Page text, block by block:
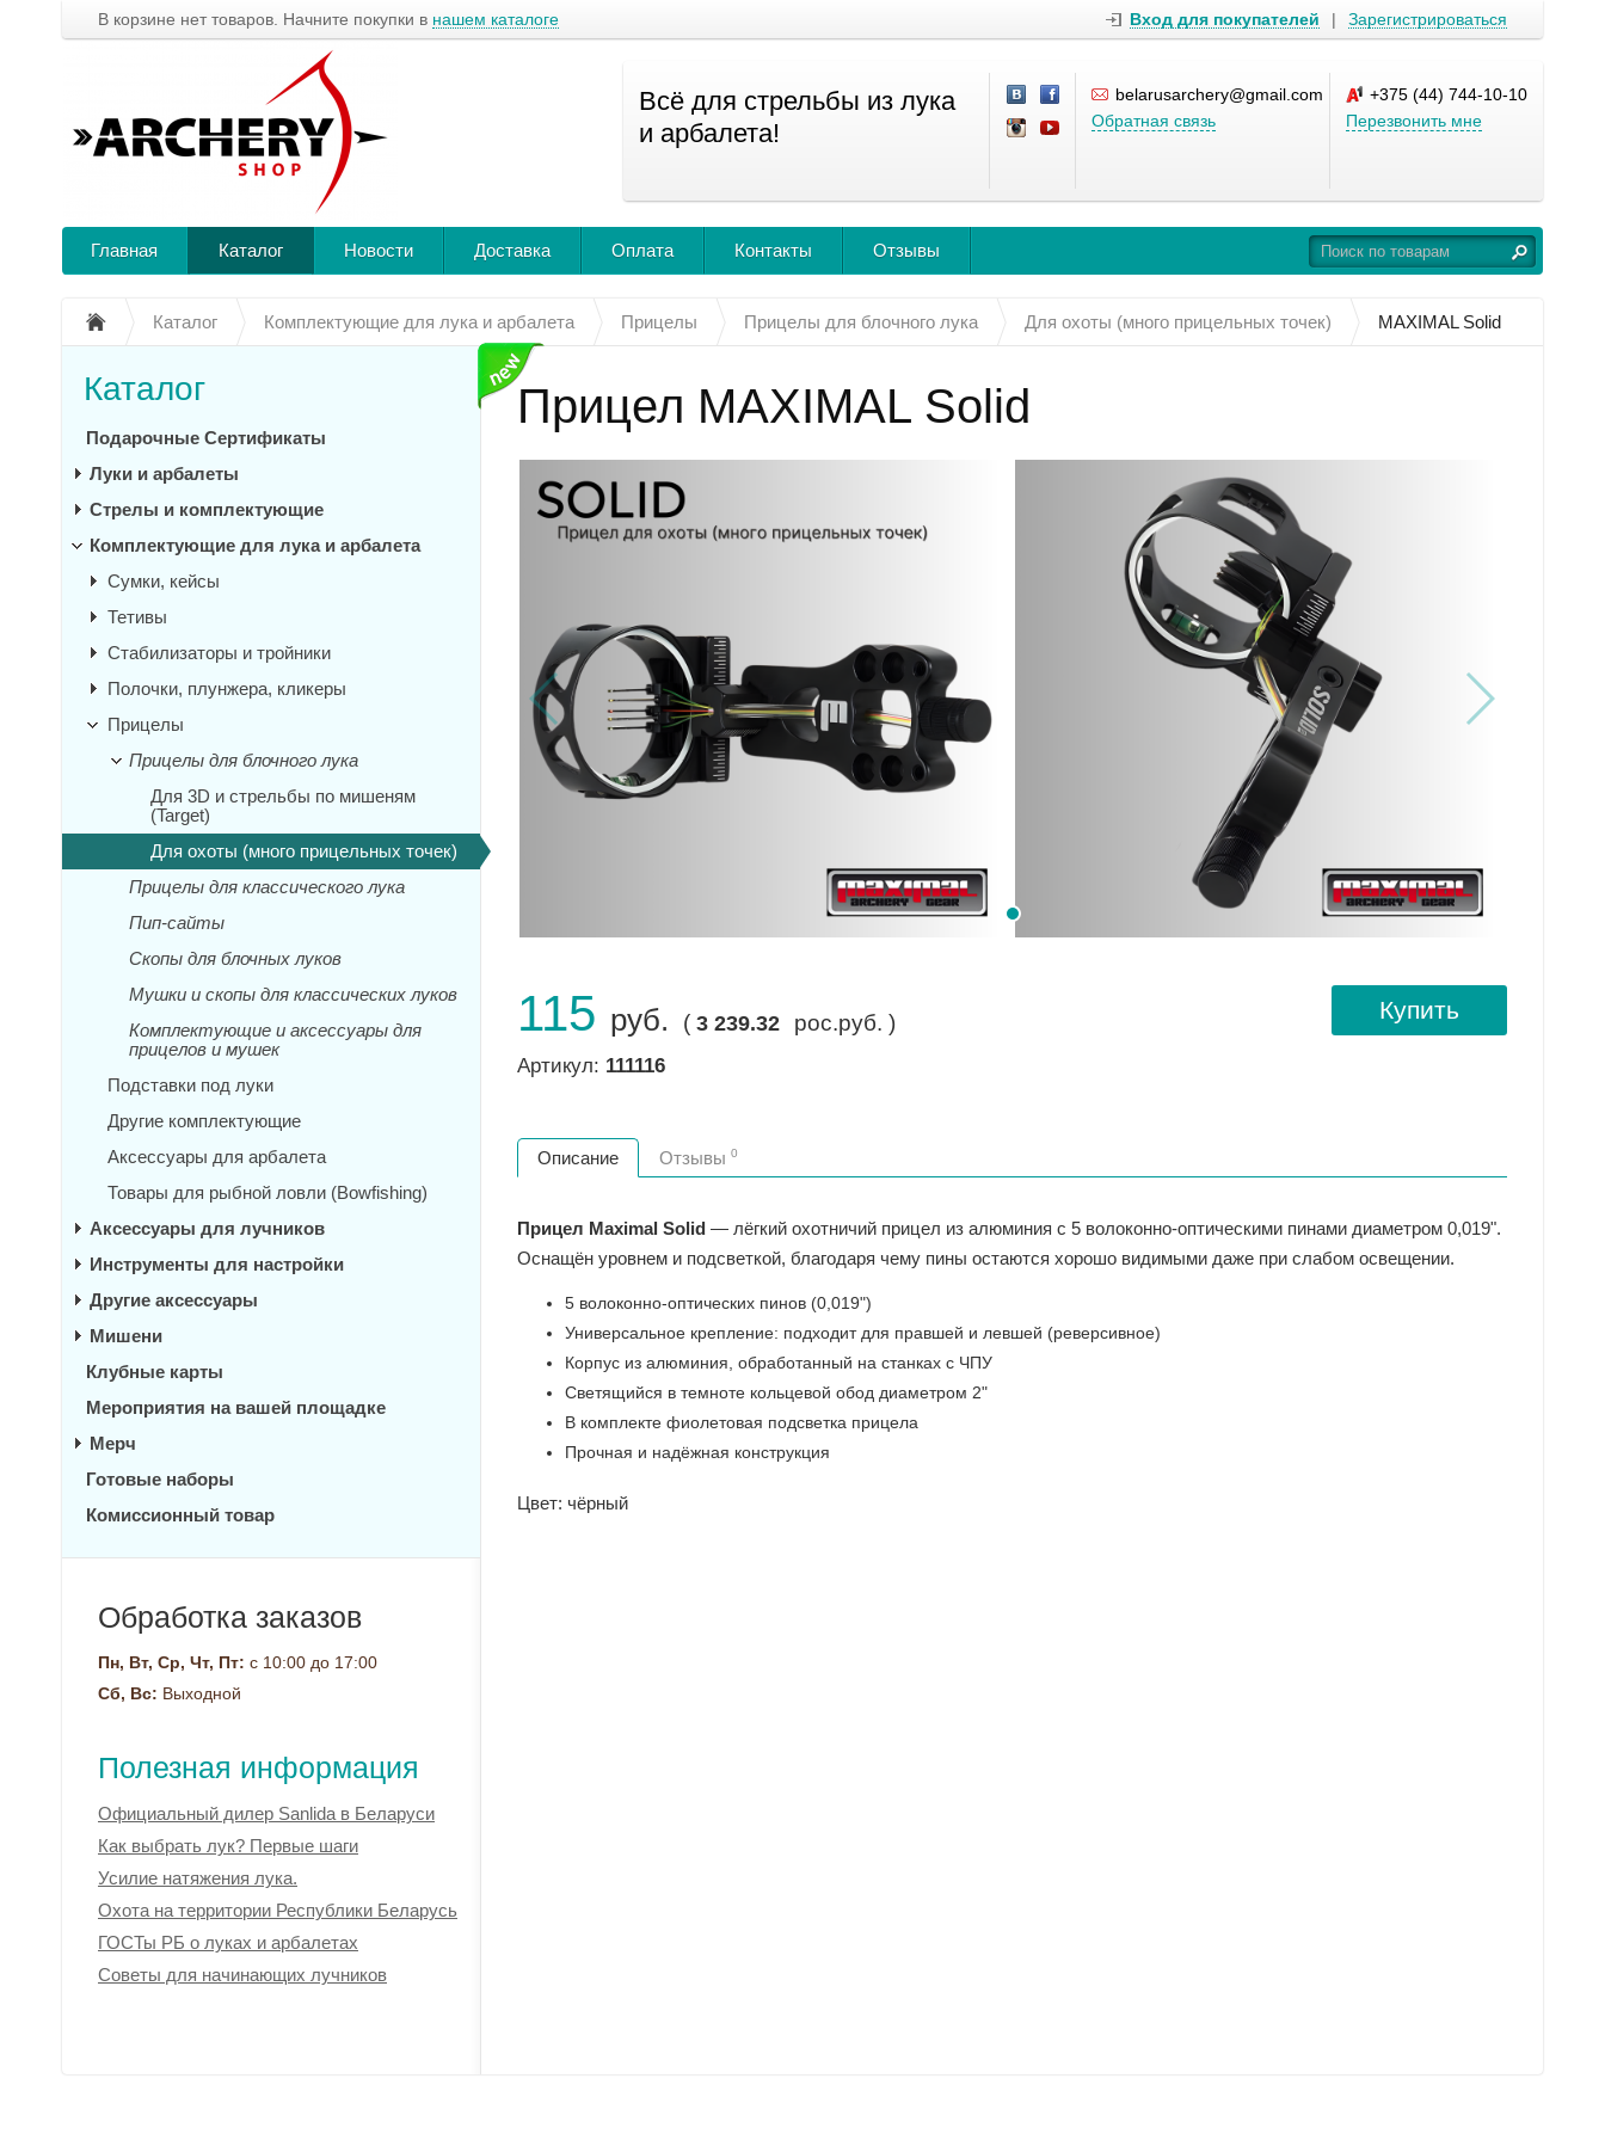
В корзине нет товаров. Начните покупки в нашем каталоге Вход для покупателей | Зарегистрироваться
Всё для стрельбы из лука
и арбалета!
belarusarchery@gmail.com
Обратная связь
+375 (44) 744-10-10
Перезвонить мне
Главная Каталог Новости Доставка Оплата Контакты Отзывы
Каталог Комплектующие для лука и арбалета Прицелы Прицелы для блочного лука Для охоты (много прицельных точек) MAXIMAL Solid
Прицел MAXIMAL Solid
115 руб. ( 3 239.32 рос.руб. )
Артикул: 111116
Купить
Описание Отзывы 0
Прицел Maximal Solid — лёгкий охотничий прицел из алюминия с 5 волоконно‑оптическими пинами диаметром 0,019".
Оснащён уровнем и подсветкой, благодаря чему пины остаются хорошо видимыми даже при слабом освещении.
5 волоконно‑оптических пинов (0,019")
Универсальное крепление: подходит для правшей и левшей (реверсивное)
Корпус из алюминия, обработанный на станках с ЧПУ
Светящийся в темноте кольцевой обод диаметром 2"
В комплекте фиолетовая подсветка прицела
Прочная и надёжная конструкция
Цвет: чёрный
Каталог
Подарочные Сертификаты
Луки и арбалеты
Стрелы и комплектующие
Комплектующие для лука и арбалета
Сумки, кейсы
Тетивы
Стабилизаторы и тройники
Полочки, плунжера, кликеры
Прицелы
Прицелы для блочного лука
Для 3D и стрельбы по мишеням
(Target)
Для охоты (много прицельных точек)
Прицелы для классического лука
Пип-сайты
Скопы для блочных луков
Мушки и скопы для классических луков
Комплектующие и аксессуары для
прицелов и мушек
Подставки под луки
Другие комплектующие
Аксессуары для арбалета
Товары для рыбной ловли (Bowfishing)
Аксессуары для лучников
Инструменты для настройки
Другие аксессуары
Мишени
Клубные карты
Мероприятия на вашей площадке
Мерч
Готовые наборы
Комиссионный товар
Обработка заказов
Пн, Вт, Ср, Чт, Пт: с 10:00 до 17:00
Сб, Вс: Выходной
Полезная информация
Официальный дилер Sanlida в Беларуси
Как выбрать лук? Первые шаги
Усилие натяжения лука.
Охота на территории Республики Беларусь
ГОСТы РБ о луках и арбалетах
Советы для начинающих лучников